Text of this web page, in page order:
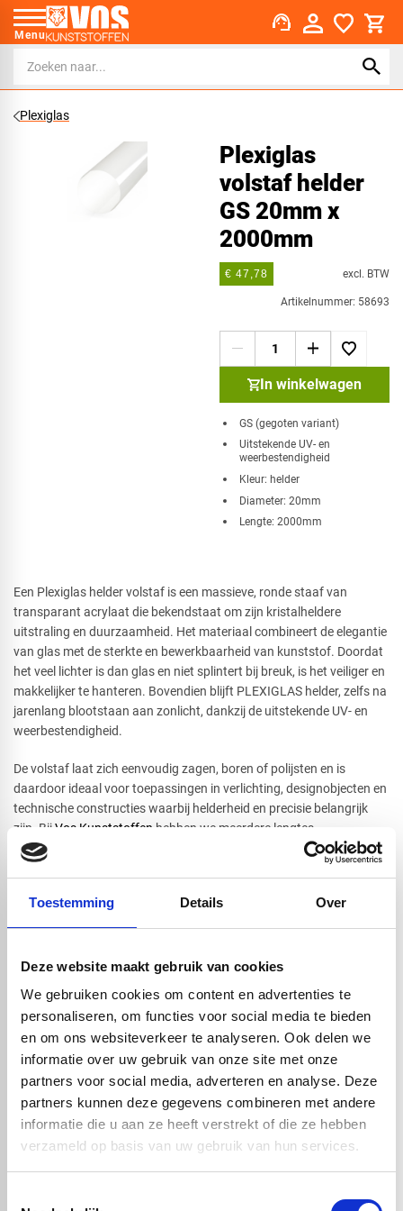
Toestemming Details Over
Deze website maakt gebruik van cookies
We gebruiken cookies om content en advertenties te
personaliseren, om functies voor social media te bieden
en om ons websiteverkeer te analyseren. Ook delen we
informatie over uw gebruik van onze site met onze
partners voor social media, adverteren en analyse. Deze
partners kunnen deze gegevens combineren met andere
informatie die u aan ze heeft verstrekt of die ze hebben
verzameld op basis van uw gebruik van hun services.
Menu support_agent
Plexiglas
Plexiglas
volstaf helder
GS 20mm x
2000mm
€ 47,78 excl. BTW
Artikelnummer: 58693
In winkelwagen
​GS (gegoten variant)
Uitstekende UV- en
weerbestendigheid
Kleur: helder
Diameter: 20mm
Lengte: 2000mm
Een Plexiglas helder volstaf is een massieve, ronde staaf van
transparant acrylaat die bekendstaat om zijn kristalheldere
uitstraling en duurzaamheid. Het materiaal combineert de elegantie
van glas met de sterkte en bewerkbaarheid van kunststof. Doordat
het veel lichter is dan glas en niet splintert bij breuk, is het veiliger en
makkelijker te hanteren. Bovendien blijft PLEXIGLAS helder, zelfs na
jarenlang blootstaan aan zonlicht, dankzij de uitstekende UV- en
weerbestendigheid.
De volstaf laat zich eenvoudig zagen, boren of polijsten en is
daardoor ideaal voor toepassingen in verlichting, designobjecten en
technische constructies waarbij helderheid en precisie belangrijk
zijn. BijVos Kunststoffen hebben we meerdere lengtes,
verschillende diameters en in de kleur helder beschikbaar.
Handig om er bij te kopen
Plexiglas volstaf
helder GS 8mm x
2000mm
Plexiglas volstaf
helder GS 10mm x
2000mm